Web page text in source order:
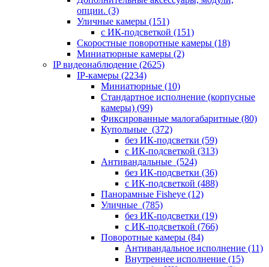
опции. (3)
Уличные камеры (151)
с ИК-подсветкой (151)
Скоростные поворотные камеры (18)
Миниатюрные камеры (2)
IP видеонаблюдение (2625)
IP-камеры (2234)
Миниатюрные (10)
Стандартное исполнение (корпусные
камеры) (99)
Фиксированные малогабаритные (80)
Купольные (372)
без ИК-подсветки (59)
с ИК-подсветкой (313)
Антивандальные (524)
без ИК-подсветки (36)
с ИК-подсветкой (488)
Панорамные Fisheye (12)
Уличные (785)
без ИК-подсветки (19)
с ИК-подсветкой (766)
Поворотные камеры (84)
Антивандальное исполнение (11)
Внутреннее исполнение (15)